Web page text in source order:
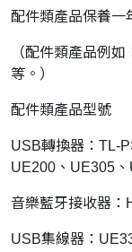
配件類產品保養一
（配件類產品例
等。）
配件類產品型號
USB轉換器：TL-
UE200、UE305
音樂藍牙接收器：
USB集線器：